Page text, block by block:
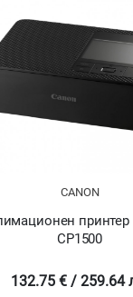
CANON
принтер
CP1500
132.75 € / 259.64